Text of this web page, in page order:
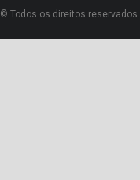
© Todos os direitos reservados.